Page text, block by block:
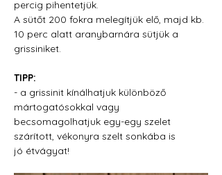
percig pihentetjük.
A sütőt 200 fokra melegítjük elő, majd kb.
10 perc alatt aranybarnára sütjük a
grissiniket.
TIPP:
- a grissinit kínálhatjuk különböző
mártogatósokkal vagy
becsomagolhatjuk egy-egy szelet
szárított, vékonyra szelt sonkába is
jó étvágyat!